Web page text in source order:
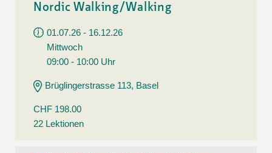
Nordic Walking/Walking
01.07.26 - 16.12.26
Mittwoch
09:00 - 10:00 Uhr
Brüglingerstrasse 113, Basel
CHF 198.00
22 Lektionen